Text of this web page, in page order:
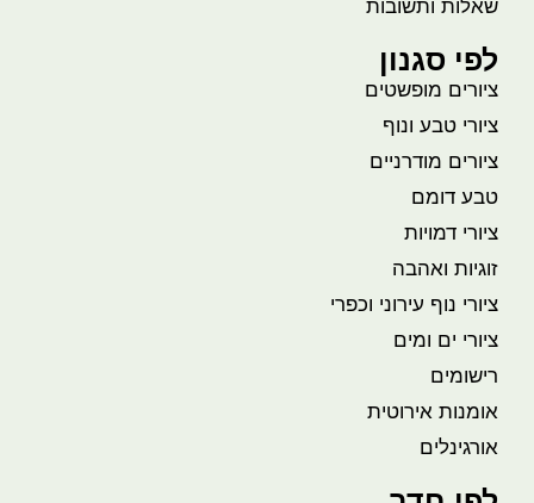
שאלות ותשובות
לפי סגנון
ציורים מופשטים
ציורי טבע ונוף
ציורים מודרניים
טבע דומם
ציורי דמויות
זוגיות ואהבה
ציורי נוף עירוני וכפרי
ציורי ים ומים
רישומים
אומנות אירוטית
אורגינלים